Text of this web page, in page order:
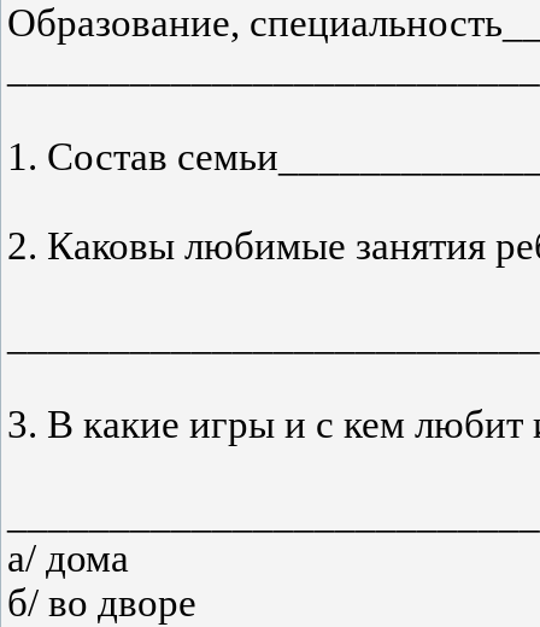
Образование,
1. Состав
2. Каковы любимые занятия
3. В какие игры и с кем любит
а/ дома
б/ во дворе